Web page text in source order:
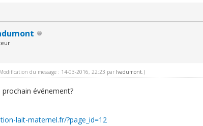
du message : 14-03-2016, 22:23 par Ivadumont .)
événement?
lait-maternel.fr/?page_id=12